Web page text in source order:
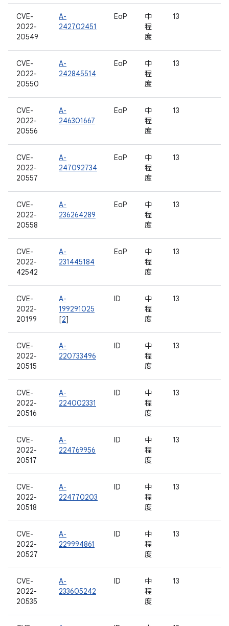
CVE-
2022-
20549
A-
242702451
EoP
中
程
度
13
CVE-
2022-
20550
A-
242845514
EoP
中
程
度
13
CVE-
2022-
20556
A-
246301667
EoP
中
程
度
13
CVE-
2022-
20557
A-
247092734
EoP
中
程
度
13
CVE-
2022-
20558
A-
236264289
EoP
中
程
度
13
CVE-
2022-
42542
A-
231445184
EoP
中
程
度
13
CVE-
2022-
20199
A-
199291025
[2]
ID
中
程
度
13
CVE-
2022-
20515
A-
220733496
ID
中
程
度
13
CVE-
2022-
20516
A-
224002331
ID
中
程
度
13
CVE-
2022-
20517
A-
224769956
ID
中
程
度
13
CVE-
2022-
20518
A-
224770203
ID
中
程
度
13
CVE-
2022-
20527
A-
229994861
ID
中
程
度
13
CVE-
2022-
20535
A-
233605242
ID
中
程
度
13